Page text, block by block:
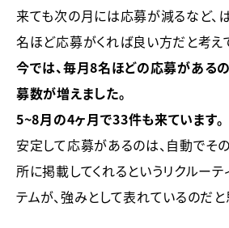
来ても次の月には応募が減るなど、
名ほど応募がくれば良い方だと考え
今では、毎月8名ほどの応募がある
募数が増えました。
5～8月の4ヶ月で33件も来ています。
安定して応募があるのは、自動でそ
所に掲載してくれるというリクルーテ
テムが、強みとして表れているのだと